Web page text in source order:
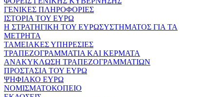
ΓΕΝΙΚΕΣ ΠΛΗΡΟΦΟΡΙΕΣ
ΙΣΤΟΡΙΑ ΤΟΥ ΕΥΡΩ
Η ΣΤΡΑΤΗΓΙΚΗ ΤΟΥ ΕΥΡΩΣΥΣΤΗΜΑΤΟΣ ΓΙΑ ΤΑ
ΜΕΤΡΗΤΑ
ΤΑΜΕΙΑΚΕΣ ΥΠΗΡΕΣΙΕΣ
ΤΡΑΠΕΖΟΓΡΑΜΜΑΤΙΑ ΚΑΙ ΚΕΡΜΑΤΑ
ΑΝΑΚΥΚΛΩΣΗ ΤΡΑΠΕΖΟΓΡΑΜΜΑΤΙΩΝ
ΠΡΟΣΤΑΣΙΑ ΤΟΥ ΕΥΡΩ
ΨΗΦΙΑΚΟ ΕΥΡΩ
ΝΟΜΙΣΜΑΤΟΚΟΠΕΙΟ